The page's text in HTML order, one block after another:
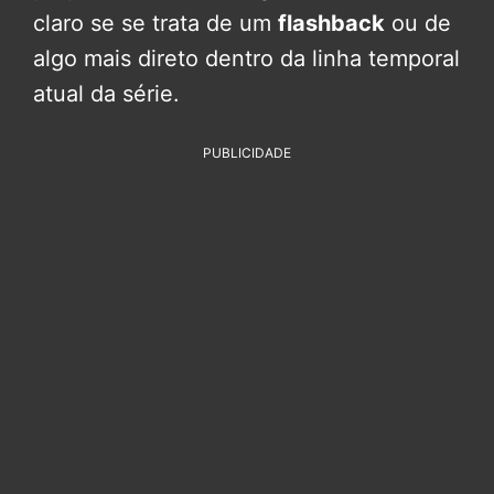
claro se se trata de um flashback ou de
algo mais direto dentro da linha temporal
atual da série.
PUBLICIDADE